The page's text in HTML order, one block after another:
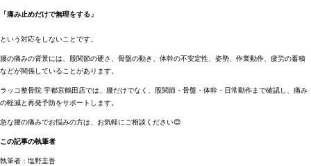
「痛み止めだけで無理をする」
という対応をしないことです。
腰の痛みの背景には、股関節の硬さ、骨盤の動き、体幹の不安定性、姿勢、作業動作、疲労の蓄積
などが関係していることがあります。
ラッコ整骨院 宇都宮鶴田店では、腰だけでなく、股関節・骨盤・体幹・日常動作まで確認し、痛み
の軽減と再発予防をサポートします。
急な腰の痛みでお悩みの方は、お気軽にご相談ください😊
この記事の執筆者
執筆者：塩野圭吾